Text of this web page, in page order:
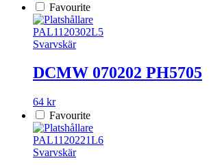
Favourite
PAL1120302L5
Svarvskär
DCMW 070202 PH5705
64 kr
Favourite
PAL1120221L6
Svarvskär